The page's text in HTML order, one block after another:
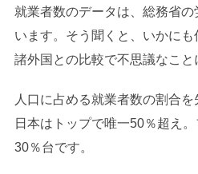
就業者数のデータは、総務省
います。そう聞くと、いかにも
諸外国との比較で不思議なこと
人口に占める就業者数の割合を
日本はトップで唯一50％超え
30％台です。